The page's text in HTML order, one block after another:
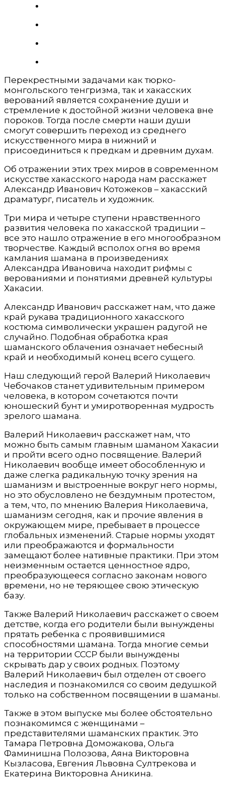
Перекрестными задачами как тюрко-
монгольского тенгризма, так и хакасских
верований является сохранение души и
стремление к достойной жизни человека вне
пороков. Тогда после смерти наши души
смогут совершить переход из среднего
искусственного мира в нижний и
присоединиться к предкам и древним духам.
Об отражении этих трех миров в современном
искусстве хакасского народа нам расскажет
Александр Иванович Котожеков – хакасский
драматург, писатель и художник.
Три мира и четыре ступени нравственного
развития человека по хакасской традиции –
все это нашло отражение в его многообразном
творчестве. Каждый всполох огня во время
камлания шамана в произведениях
Александра Ивановича находит рифмы с
верованиями и понятиями древней культуры
Хакасии.
Александр Иванович расскажет нам, что даже
край рукава традиционного хакасского
костюма символически украшен радугой не
случайно. Подобная обработка края
шаманского облачения означает небесный
край и необходимый конец всего сущего.
Наш следующий герой Валерий Николаевич
Чебочаков станет удивительным примером
человека, в котором сочетаются почти
юношеский бунт и умиротворенная мудрость
зрелого шамана.
Валерий Николаевич расскажет нам, что
можно быть самым главным шаманом Хакасии
и пройти всего одно посвящение. Валерий
Николаевич вообще имеет обособленную и
даже слегка радикальную точку зрения на
шаманизм и выстроенные вокруг него нормы,
но это обусловлено не бездумным протестом,
а тем, что, по мнению Валерия Николаевича,
шаманизм сегодня, как и прочие явления в
окружающем мире, пребывает в процессе
глобальных изменений. Старые нормы уходят
или преображаются и формальности
замещают более нативные практики. При этом
неизменным остается ценностное ядро,
преобразующееся согласно законам нового
времени, но не теряющее свою этическую
базу.
Также Валерий Николаевич расскажет о своем
детстве, когда его родители были вынуждены
прятать ребенка с проявившимися
способностями шамана. Тогда многие семьи
на территории СССР были вынуждены
скрывать дар у своих родных. Поэтому
Валерий Николаевич был отделен от своего
наследия и познакомился со своим дедушкой
только на собственном посвящении в шаманы.
Также в этом выпуске мы более обстоятельно
познакомимся с женщинами –
представителями шаманских практик. Это
Тамара Петровна Доможакова, Ольга
Фаминишна Полозова, Аяна Викторовна
Кызласова, Евгения Львовна Султрекова и
Екатерина Викторовна Аникина.